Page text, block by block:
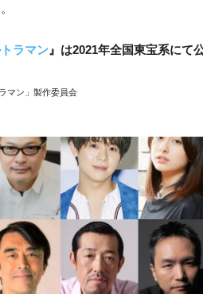
ラマン 』は2021年全国東宝系にて
マン」製作委員会